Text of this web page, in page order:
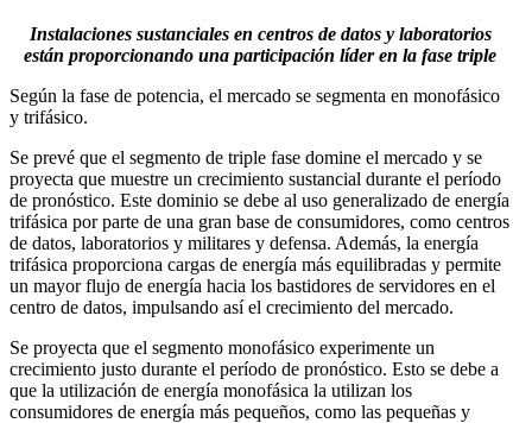
Instalaciones sustanciales en centros de datos y laboratorios
están proporcionando una participación líder en la fase triple
Según la fase de potencia, el mercado se segmenta en monofásico
y trifásico.
Se prevé que el segmento de triple fase domine el mercado y se
proyecta que muestre un crecimiento sustancial durante el período
de pronóstico. Este dominio se debe al uso generalizado de energía
trifásica por parte de una gran base de consumidores, como centros
de datos, laboratorios y militares y defensa. Además, la energía
trifásica proporciona cargas de energía más equilibradas y permite
un mayor flujo de energía hacia los bastidores de servidores en el
centro de datos, impulsando así el crecimiento del mercado.
Se proyecta que el segmento monofásico experimente un
crecimiento justo durante el período de pronóstico. Esto se debe a
que la utilización de energía monofásica la utilizan los
consumidores de energía más pequeños, como las pequeñas y